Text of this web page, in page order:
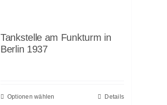
Tankstelle am Funkturm in
Berlin 1937
Optionen wählen Details